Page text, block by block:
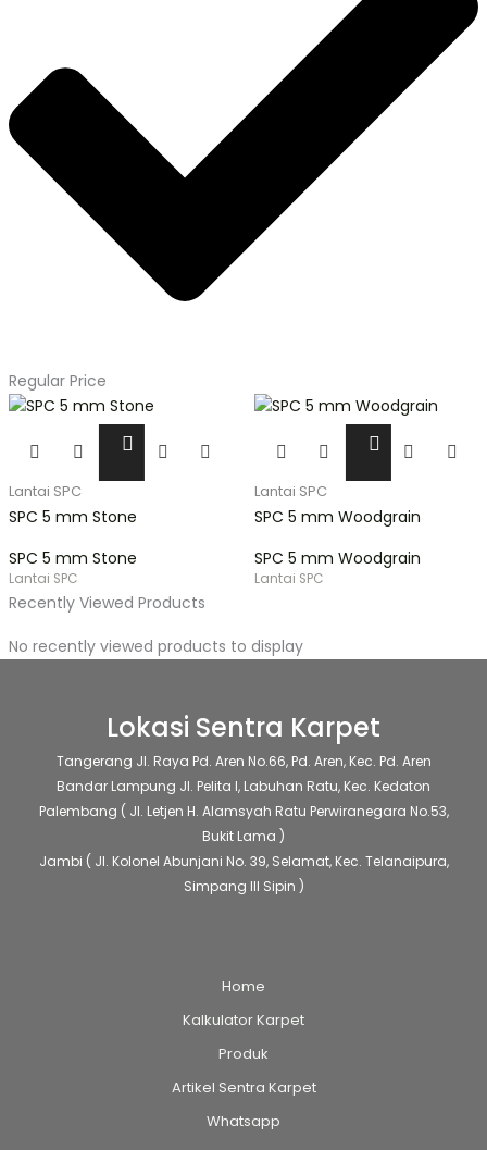
Regular Price
memiliki
beberapa
Pilihan
ini
dapat
di
Lantai SPC
SPC 5 mm Stone
SPC 5 mm Stone
Lantai SPC
memiliki
beberapa
Pilihan
ini
diambil
di
Lantai SPC
SPC 5 mm Woodgrain
SPC 5 mm Woodgrain
Lantai SPC
Recently Viewed Products
No recently viewed products to display
Lokasi Sentra Karpet
Tangerang Jl. Raya Pd. Aren No.66, Pd. Aren, Kec. Pd. Aren
Bandar Lampung Jl. Pelita I, Labuhan Ratu, Kec. Kedaton
Palembang ( Jl. Letjen H. Alamsyah Ratu Perwiranegara No.53,
Bukit Lama )
Jambi ( Jl. Kolonel Abunjani No. 39, Selamat, Kec. Telanaipura,
Simpang III Sipin )
Home
Kalkulator Karpet
Produk
Artikel Sentra Karpet
Whatsapp